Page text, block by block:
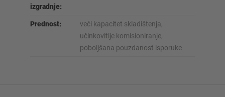
izgradnje:
Prednost:
veći kapacitet skladištenja,
učinkovitije komisioniranje,
poboljšana pouzdanost isporuke